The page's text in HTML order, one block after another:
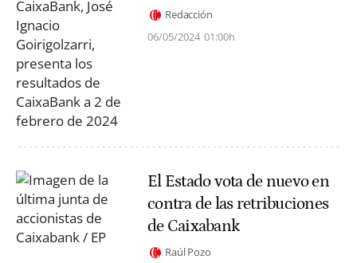
Redacción
06/05/2024 01:00h
El Estado vota de nuevo en
contra de las retribuciones
de Caixabank
Raúl Pozo